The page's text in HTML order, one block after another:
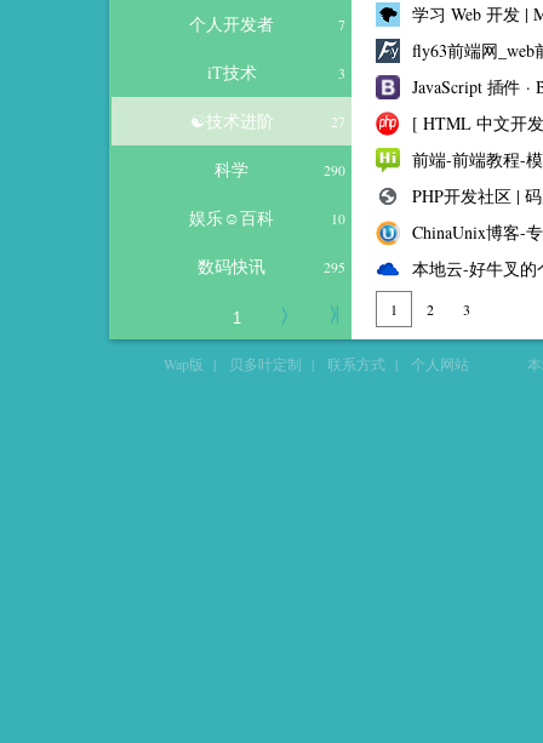
个人开发者 7
iT技术 3
☯技术进阶 27
科学 290
娱乐☺百科 10
数码快讯 295
学习 Web 开发 |
fly63前端网
JavaScript 插件 ·
[ HTML 中文开
前端-前端教程-
PHP开发社区 |
ChinaUnix博客-
本地云-好牛叉的
1 2 3
Wap版 | 贝多叶定制 | 联系方式 | 个人网站 本站